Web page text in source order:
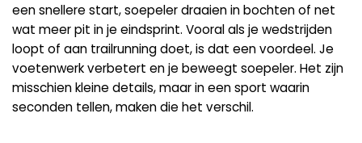
een snellere start, soepeler draaien in bochten of net
wat meer pit in je eindsprint. Vooral als je wedstrijden
loopt of aan trailrunning doet, is dat een voordeel. Je
voetenwerk verbetert en je beweegt soepeler. Het zijn
misschien kleine details, maar in een sport waarin
seconden tellen, maken die het verschil.